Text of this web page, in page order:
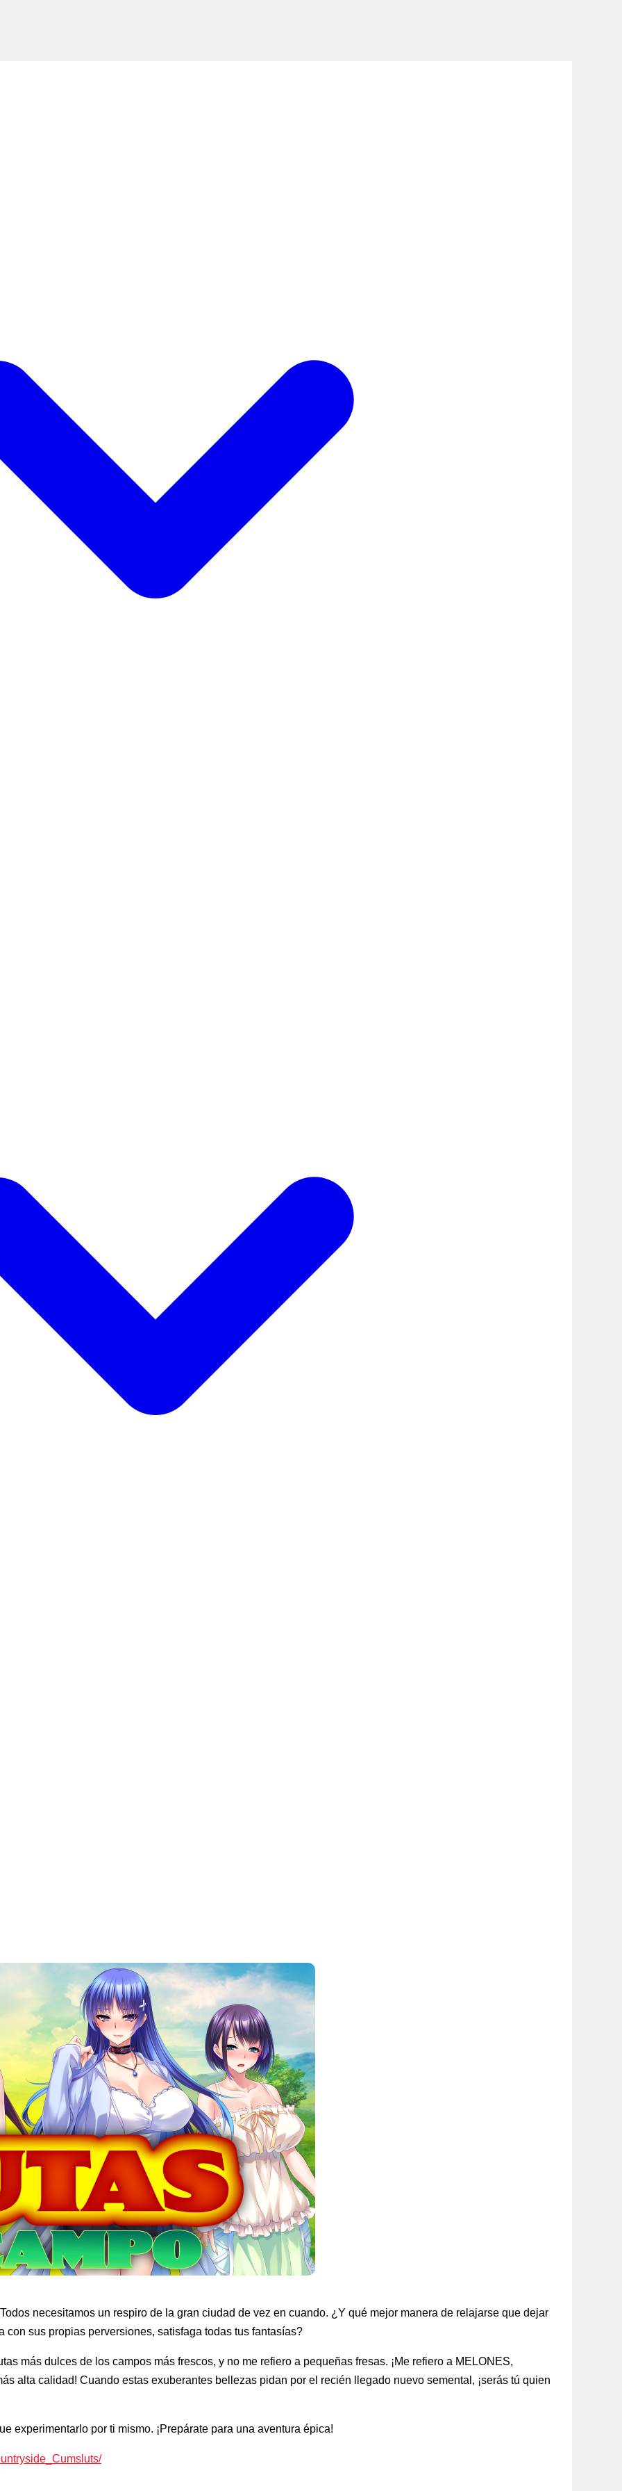
necesitamos un respiro de la gran ciudad de vez en cuando. ¿Y qué mejor manera de relajarse que dejar
sus propias perversiones, satisfaga todas tus fantasías?
más dulces de los campos más frescos, y no me refiero a pequeñas fresas. ¡Me refiero a MELONES,
alta calidad! Cuando estas exuberantes bellezas pidan por el recién llegado nuevo semental, ¡serás tú quien
experimentarlo por ti mismo. ¡Prepárate para una aventura épica!